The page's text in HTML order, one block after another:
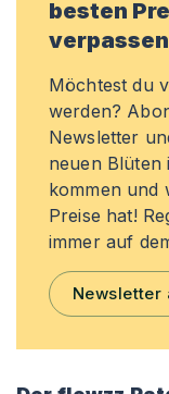
besten
Möchtest du
werden?
Newsletter
neuen Blüten
kommen und
Preise hat!
immer auf
Newsletter